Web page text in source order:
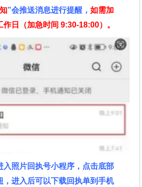
”会推送消息进行提醒，如需加
作日（加急时间 9:30-18:00）。
入照片回执号小程序，点击底部
，进入后可以下载回执单到手机